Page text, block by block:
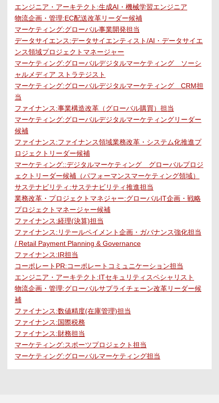
エンジニア・アーキテクト:生成AI・機械学習エンジニア
物流企画・管理:EC配送改革リーダー候補
マーケティング:グローバル事業開発担当
データサイエンス:データサイエンティスト/AI・データサイエ
ンス領域プロジェクトマネージャー
マーケティング:グローバルデジタルマーケティング ソーシ
ャルメディア ストラテジスト
マーケティング:グローバルデジタルマーケティング CRM担
当
ファイナンス:事業構造改革（グローバル購買）担当
マーケティング:グローバルデジタルマーケティングリーダー
候補
ファイナンス:ファイナンス領域業務改革・システム化推進プ
ロジェクトリーダー候補
マーケティング::デジタルマーケティング グローバルプロジ
ェクトリーダー候補（パフォーマンスマーケティング領域）
サステナビリティ:サステナビリティ推進担当
業務改革・プロジェクトマネジャー:グローバルIT企画・戦略
プロジェクトマネージャー候補
ファイナンス:経理(決算)担当
ファイナンス:リテールペイメント企画・ガバナンス強化担当
/ Retail Payment Planning & Governance
ファイナンス:IR担当
コーポレートPR:コーポレートコミュニケーション担当
エンジニア・アーキテクト:ITセキュリティスペシャリスト
物流企画・管理:グローバルサプライチェーン改革リーダー候
補
ファイナンス:数値精度(在庫管理)担当
ファイナンス:国際税務
ファイナンス:財務担当
マーケティング:スポーツプロジェクト担当
マーケティング:グローバルマーケティング担当